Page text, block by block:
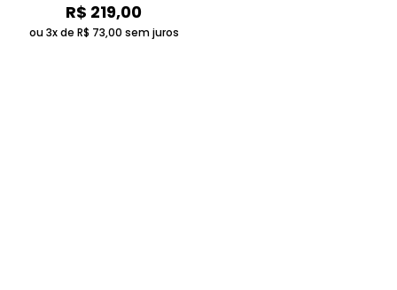
R$ 219,00
ou 3x de R$ 73,00 sem juros